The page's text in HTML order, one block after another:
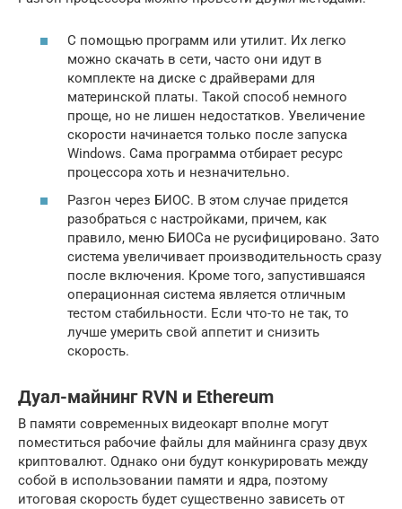
С помощью программ или утилит. Их легко
можно скачать в сети, часто они идут в
комплекте на диске с драйверами для
материнской платы. Такой способ немного
проще, но не лишен недостатков. Увеличение
скорости начинается только после запуска
Windows. Сама программа отбирает ресурс
процессора хоть и незначительно.
Разгон через БИОС. В этом случае придется
разобраться с настройками, причем, как
правило, меню БИОСа не русифицировано. Зато
система увеличивает производительность сразу
после включения. Кроме того, запустившаяся
операционная система является отличным
тестом стабильности. Если что-то не так, то
лучше умерить свой аппетит и снизить
скорость.
Дуал-майнинг RVN и Ethereum
В памяти современных видеокарт вполне могут
поместиться рабочие файлы для майнинга сразу двух
криптовалют. Однако они будут конкурировать между
собой в использовании памяти и ядра, поэтому
итоговая скорость будет существенно зависеть от